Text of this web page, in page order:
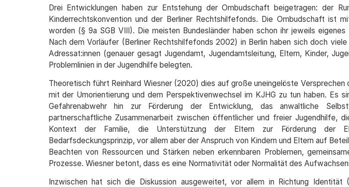
Drei Entwicklungen haben zur Entstehung der Ombudschaft beigetragen: der
Kinderrechtskonvention und der Berliner Rechtshilfefonds. Die Ombudschaft ist
worden (§ 9a SGB VIII). Die meisten Bundesländer haben schon ihr jeweils
Nach dem Vorläufer (Berliner Rechtshilfefonds 2002) in Berlin haben sich doch
Adressat:innen (genauer gesagt Jugendamt, Jugendamtsleitung, Eltern, Kinder,
Problemlinien in der Jugendhilfe belegten.
Theoretisch führt Reinhard Wiesner (2020) dies auf große uneingelöste Versprechen
mit der Umorientierung und dem Perspektivenwechsel im KJHG zu tun haben. Es
Gefahrenabwehr hin zur Förderung der Entwicklung, das anwaltliche
partnerschaftliche Zusammenarbeit zwischen öffentlicher und freier Jugendhilfe,
Kontext der Familie, die Unterstützung der Eltern zur Förderung der
Bedarfsdeckungsprinzip, vor allem aber der Anspruch von Kindern und Eltern auf
Beachten von Ressourcen und Stärken neben erkennbaren Problemen,
Prozesse. Wiesner betont, dass es eine Normativität oder Normalität des
Inzwischen hat sich die Diskussion ausgeweitet, vor allem in Richtung